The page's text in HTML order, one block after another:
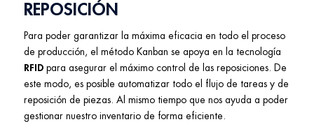
REPOSICIÓN
Para poder garantizar la máxima eficacia en todo el proceso
de producción, el método Kanban se apoya en la tecnología
RFID para asegurar el máximo control de las reposiciones. De
este modo, es posible automatizar todo el flujo de tareas y de
reposición de piezas. Al mismo tiempo que nos ayuda a poder
gestionar nuestro inventario de forma eficiente.